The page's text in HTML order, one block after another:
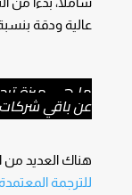
عالية ودقة بنسبة
ما هي ميزة
عن باقي شركات
هناك العديد من
للترجمة